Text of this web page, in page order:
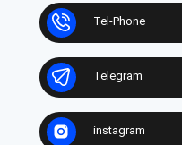
Tel-Phone
Telegram
instagram